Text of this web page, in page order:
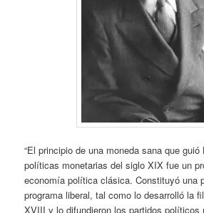
“El principio de una moneda sana que
políticas monetarias del siglo XIX fue un
economía política clásica. Constituyó una
programa liberal, tal como lo desarrolló la
XVIII y lo difundieron los partidos políticos